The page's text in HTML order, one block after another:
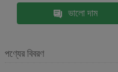
ভালো দাম
পণ্যের বিবরণ